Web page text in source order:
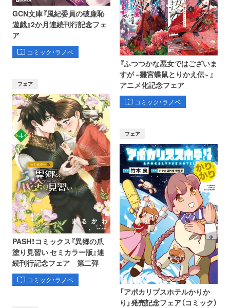
GCN文庫『風紀委員の破廉恥
遊戯』2か月連続刊行記念フェ
ア
コミック・ラノベ
フェア
PASH！コミックス『異郷の爪
塗り見習い セミカラー版』連
続刊行記念フェア 第二弾
コミック・ラノベ
『ふつつかな悪女ではございま
すが ~雛宮蝶鼠とりかえ伝~ 』
アニメ化記念フェア
コミック・ラノベ
フェア
「アポカリプスホテルかりか
り」発売記念フェア（コミック）
オンライン
書泉グランデ
（神保町）
書泉ブックタワー
（秋葉原）